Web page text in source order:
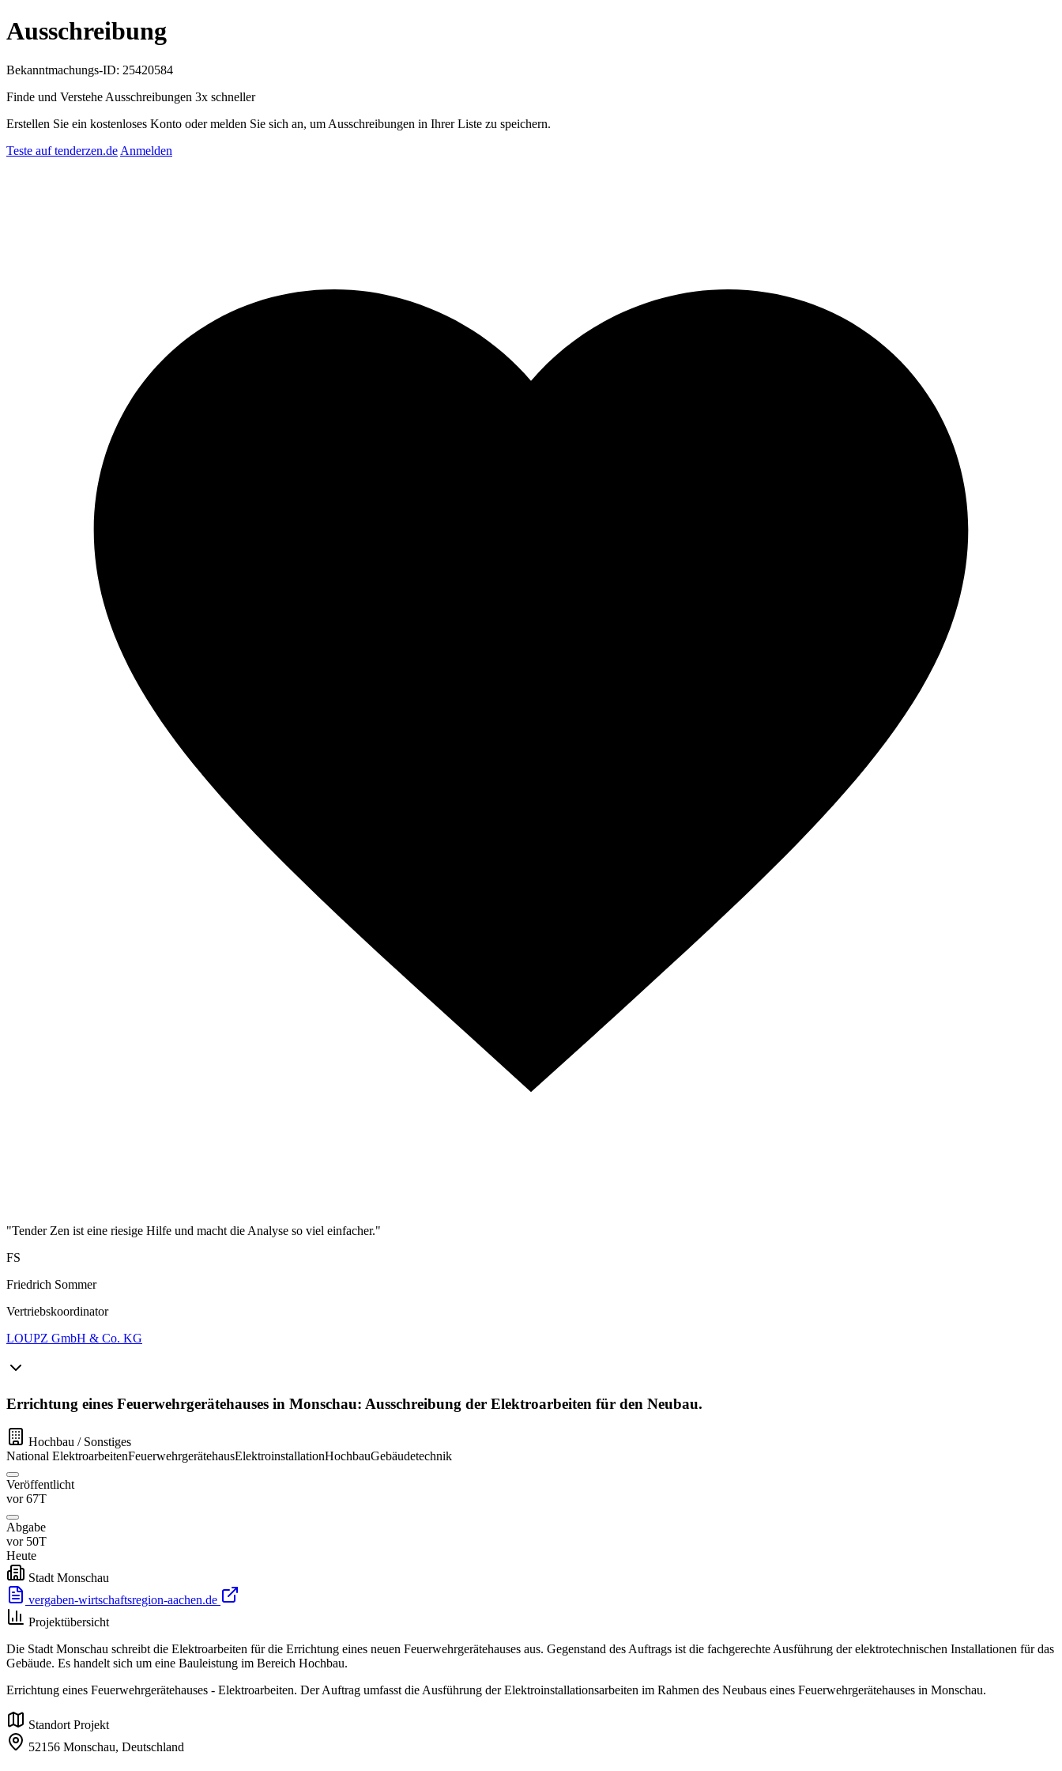
Ausschreibung
Bekanntmachungs-ID: 25420584
Finde und Verstehe Ausschreibungen 3x schneller
Erstellen Sie ein kostenloses Konto oder melden Sie sich an, um Ausschreibungen in Ihrer Liste zu speichern.
Teste auf tenderzen.de Anmelden
"Tender Zen ist eine riesige Hilfe und macht die Analyse so viel einfacher."
FS
Friedrich Sommer
Vertriebskoordinator
LOUPZ GmbH & Co. KG
Errichtung eines Feuerwehrgerätehauses in Monschau: Ausschreibung der Elektroarbeiten für den Neubau.
Hochbau / Sonstiges
National ElektroarbeitenFeuerwehrgerätehausElektroinstallationHochbauGebäudetechnik
Veröffentlicht
vor 67T
Abgabe
vor 50T
Heute
Stadt Monschau
vergaben-wirtschaftsregion-aachen.de
Projektübersicht
Die Stadt Monschau schreibt die Elektroarbeiten für die Errichtung eines neuen Feuerwehrgerätehauses aus. Gegenstand des Auftrags ist die fachgerechte Ausführung der elektrotechnischen Installationen für das
Gebäude. Es handelt sich um eine Bauleistung im Bereich Hochbau.
Errichtung eines Feuerwehrgerätehauses - Elektroarbeiten. Der Auftrag umfasst die Ausführung der Elektroinstallationsarbeiten im Rahmen des Neubaus eines Feuerwehrgerätehauses in Monschau.
Standort Projekt
52156 Monschau, Deutschland